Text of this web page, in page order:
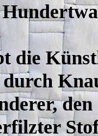
die
durch